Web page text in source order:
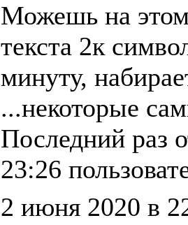
Можешь на
текста 2к
минуту,
...некоторые
Последний раз
23:26
2 июня 2020 в